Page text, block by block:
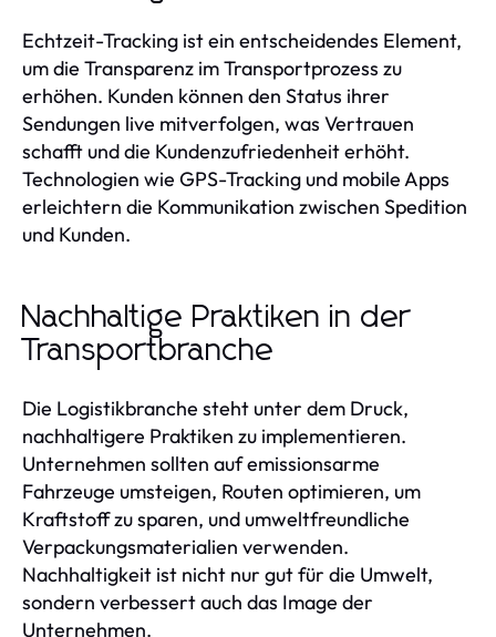
Echtzeit-Tracking ist ein entscheidendes Element,
um die Transparenz im Transportprozess zu
erhöhen. Kunden können den Status ihrer
Sendungen live mitverfolgen, was Vertrauen
schafft und die Kundenzufriedenheit erhöht.
Technologien wie GPS-Tracking und mobile Apps
erleichtern die Kommunikation zwischen Spedition
und Kunden.
Nachhaltige Praktiken in der
Transportbranche
Die Logistikbranche steht unter dem Druck,
nachhaltigere Praktiken zu implementieren.
Unternehmen sollten auf emissionsarme
Fahrzeuge umsteigen, Routen optimieren, um
Kraftstoff zu sparen, und umweltfreundliche
Verpackungsmaterialien verwenden.
Nachhaltigkeit ist nicht nur gut für die Umwelt,
sondern verbessert auch das Image der
Unternehmen.